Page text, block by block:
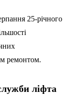
25-річного
ремонтом.
ліфта